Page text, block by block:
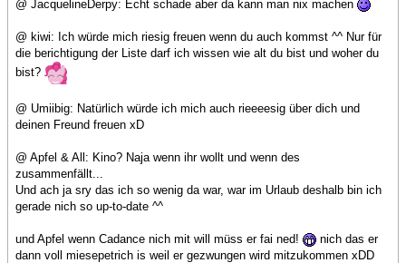
@ JacquelineDerpy: Echt schade aber da kann man nix machen
@ kiwi: Ich würde mich riesig freuen wenn du auch kommst ^^ Nur für
die berichtigung der Liste darf ich wissen wie alt du bist und woher du
bist?
@ Umiibig: Natürlich würde ich mich auch rieeeesig über dich und
deinen Freund freuen xD
@ Apfel & All: Kino? Naja wenn ihr wollt und wenn des
zusammenfällt...
Und ach ja sry das ich so wenig da war, war im Urlaub deshalb bin ich
gerade nich so up-to-date ^^
und Apfel wenn Cadance nich mit will müss er fai ned!
nich das er
dann voll miesepetrich is weil er gezwungen wird mitzukommen xDD